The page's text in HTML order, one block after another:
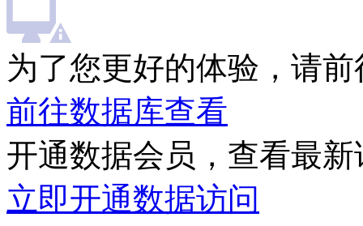
为了您更好的体验，请
前往数据库查看
开通数据会员，查看最
立即开通数据访问